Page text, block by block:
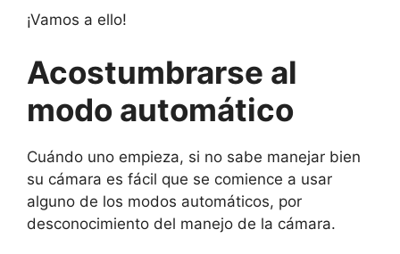
¡Vamos a ello!
Acostumbrarse al
modo automático
Cuándo uno empieza, si no sabe manejar bien
su cámara es fácil que se comience a usar
alguno de los modos automáticos, por
desconocimiento del manejo de la cámara.